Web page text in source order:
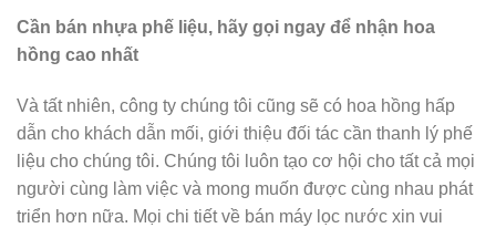
Cần bán nhựa phế liệu, hãy gọi ngay để nhận hoa
hồng cao nhất
Và tất nhiên, công ty chúng tôi cũng sẽ có hoa hồng hấp
dẫn cho khách dẫn mối, giới thiệu đối tác cần thanh lý phế
liệu cho chúng tôi. Chúng tôi luôn tạo cơ hội cho tất cả mọi
người cùng làm việc và mong muốn được cùng nhau phát
triển hơn nữa. Mọi chi tiết về bán máy lọc nước xin vui